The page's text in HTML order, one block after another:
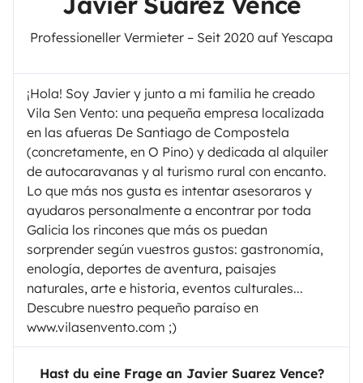
Professioneller Vermieter – Seit 2020 auf Yescapa
¡Hola! Soy Javier y junto a mi familia he creado
Vila Sen Vento: una pequeña empresa localizada
en las afueras De Santiago de Compostela
(concretamente, en O Pino) y dedicada al alquiler
de autocaravanas y al turismo rural con encanto.
Lo que más nos gusta es intentar asesoraros y
ayudaros personalmente a encontrar por toda
Galicia los rincones que más os puedan
sorprender según vuestros gustos: gastronomía,
enología, deportes de aventura, paisajes
naturales, arte e historia, eventos culturales...
Descubre nuestro pequeño paraíso en
www.vilasenvento.com ;)
Hast du eine Frage an Javier Suarez Vence?